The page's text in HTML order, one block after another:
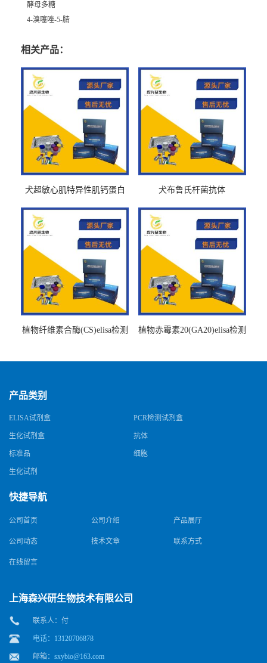
酵母多糖
4-溴噻唑-5-腈
相关产品：
犬超敏心肌特异性肌钙蛋白
犬布鲁氏杆菌抗体
植物纤维素合酶(CS)elisa检测
植物赤霉素20(GA20)elisa检测
产品类别
ELISA试剂盒 PCR检测试剂盒
生化试剂盒 抗体
标准品 细胞
生化试剂
快捷导航
公司首页 公司介绍 产品展厅
公司动态 技术文章 联系方式
在线留言
上海森兴研生物技术有限公司
联系人：付
电话：13120706878
邮箱： sxybio@163.com